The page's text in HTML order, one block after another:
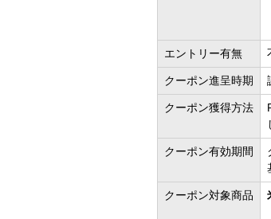
エントリー有無
クーポン進呈時期
クーポン獲得方法
クーポン有効期間
クーポン対象商品